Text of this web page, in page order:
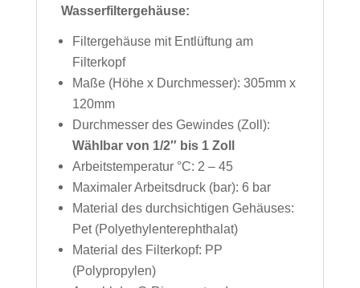
Wasserfiltergehäuse:
Filtergehäuse mit Entlüftung am
Filterkopf
Maße (Höhe x Durchmesser): 305mm x
120mm
Durchmesser des Gewindes (Zoll):
Wählbar von 1/2″ bis 1 Zoll
Arbeitstemperatur °C: 2 – 45
Maximaler Arbeitsdruck (bar): 6 bar
Material des durchsichtigen Gehäuses:
Pet (Polyethylenterephthalat)
Material des Filterkopf: PP
(Polypropylen)